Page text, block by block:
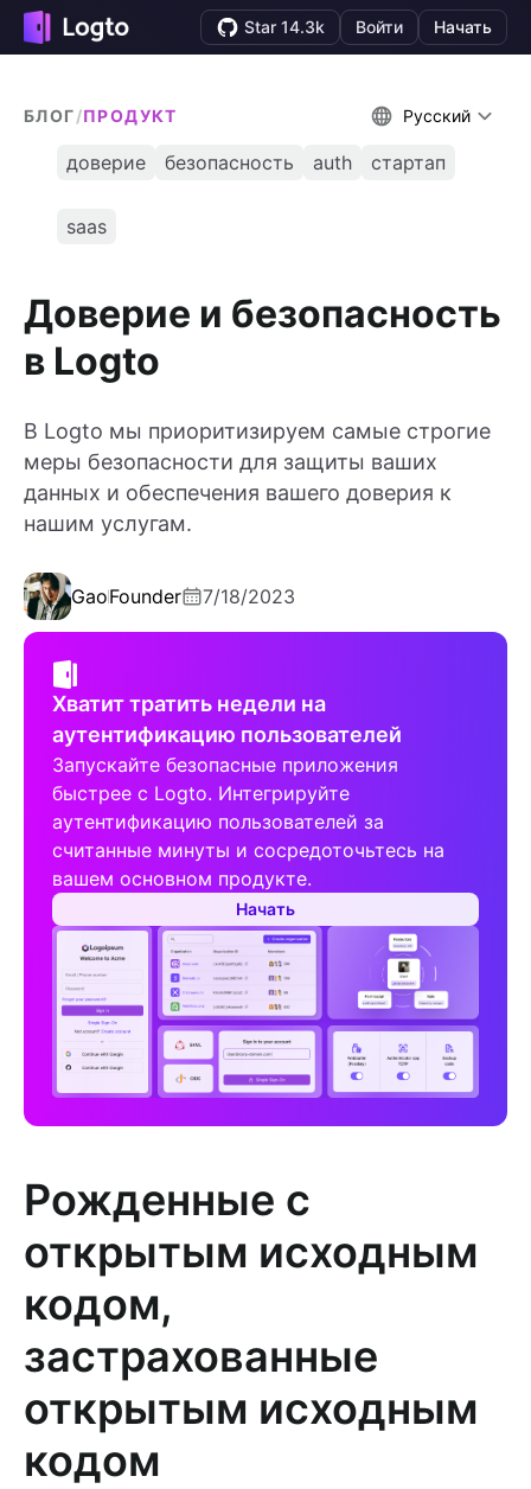
Star 14.3k Войти Начать
БЛОГ/ПРОДУКТ Русский
доверие безопасность auth стартап
saas
Доверие и безопасность
в Logto
В Logto мы приоритизируем самые строгие
меры безопасности для защиты ваших
данных и обеспечения вашего доверия к
нашим услугам.
GaoFounder 7/18/2023
Хватит тратить недели на
аутентификацию пользователей
Запускайте безопасные приложения
быстрее с Logto. Интегрируйте
аутентификацию пользователей за
считанные минуты и сосредоточьтесь на
вашем основном продукте.
Начать
Рожденные с
открытым исходным
кодом,
застрахованные
открытым исходным
кодом